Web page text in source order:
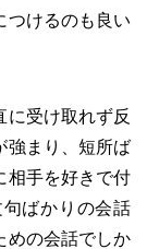
つけるのも良い
に受け取れず反
強まり、短所ば
相手を好きで付
ばかりの会話
めの会話でしか